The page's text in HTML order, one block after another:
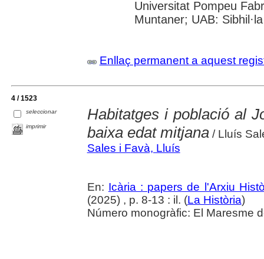
Universitat Pompeu
Muntaner; UAB: Sibhil·la
Enllaç permanent a aquest
4 / 1523
seleccionar
imprimir
Habitatges i població al
baixa edat mitjana/ Lluís
Sales i Favà, Lluís
En: Icària : papers de l'Arxiu
(2025) , p. 8-13 : il. (La Història)
Número monogràfic: El Maresme